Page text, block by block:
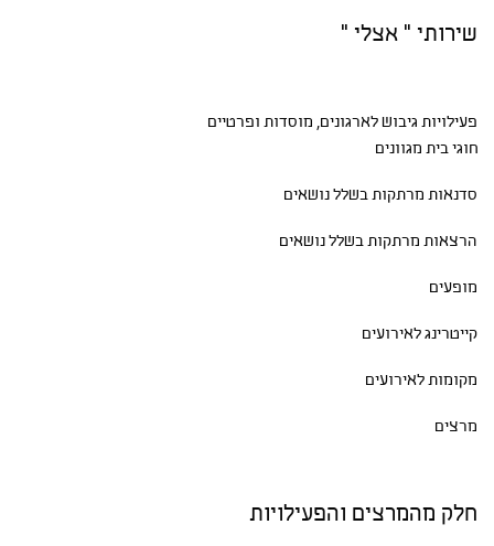
שירותי " אצלי "
פעילויות גיבושלארגונים, מוסדות ופרטיים
חוגי בית מגוונים
סדנאות מרתקות בשלל נושאים
הרצאות מרתקות בשלל נושאים
מופעים
קייטרינג לאירועים
מקומות לאירועים
מרצים
חלק מהמרצים והפעילויות